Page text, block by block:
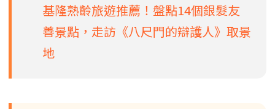
基隆熟齡旅遊推薦！盤點14個銀髮友
善景點，走訪《八尺門的辯護人》取景
地